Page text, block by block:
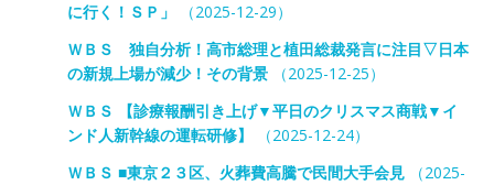
に行く！ＳＰ」
（2025-12-29）
ＷＢＳ 独自分析！高市総理と植田総裁発言に注目▽日本
の新規上場が減少！その背景（2025-12-25）
ＷＢＳ 【診療報酬引き上げ▼平日のクリスマス商戦▼イ
ンド人新幹線の運転研修】
（2025-12-24）
ＷＢＳ ■東京２３区、火葬費高騰で民間大手会見（2025-